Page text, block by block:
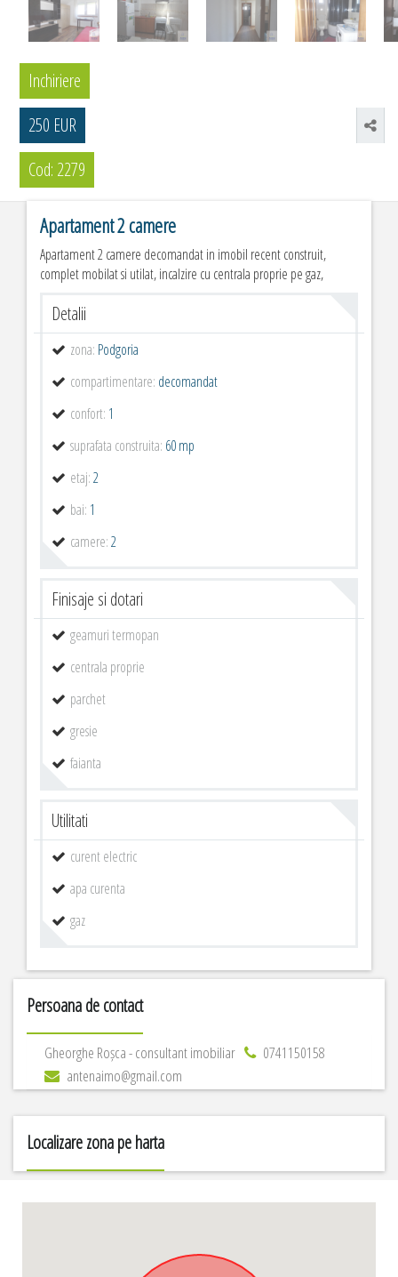
Inchiriere
250 EUR
Cod: 2279
Apartament 2 camere
Apartament 2 camere decomandat in imobil recent construit,
complet mobilat si utilat, incalzire cu centrala proprie pe gaz,
Detalii
zona: Podgoria
compartimentare: decomandat
confort: 1
suprafata construita: 60 mp
etaj:2
bai: 1
camere:2
Finisaje si dotari
geamuri termopan
centrala proprie
parchet
gresie
faianta
Utilitati
curent electric
apa curenta
gaz
Persoana de contact
Gheorghe Roșca - consultant imobiliar
0741150158
antenaimo@gmail.com
Localizare zona pe harta